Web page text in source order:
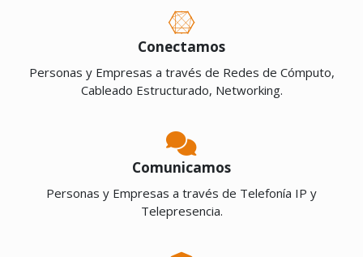
Conectamos
Personas y Empresas a través de Redes de Cómputo,
Cableado Estructurado, Networking.
Comunicamos
Personas y Empresas a través de Telefonía IP y
Telepresencia.